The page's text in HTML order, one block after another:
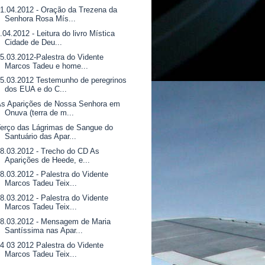
- Oração da Trezena da
Senhora Rosa Mís...
- Leitura do livro Mística
Cidade de Deu...
Palestra do Vidente
Marcos Tadeu e home...
Testemunho de peregrinos
dos EUA e do C...
Aparições de Nossa Senhora em
Onuva (terra de m...
das Lágrimas de Sangue do
Santuário das Apar...
- Trecho do CD As
Aparições de Heede, e...
- Palestra do Vidente
Marcos Tadeu Teix...
- Palestra do Vidente
Marcos Tadeu Teix...
- Mensagem de Maria
Santíssima nas Apar...
03 2012 Palestra do Vidente
Marcos Tadeu Teix...